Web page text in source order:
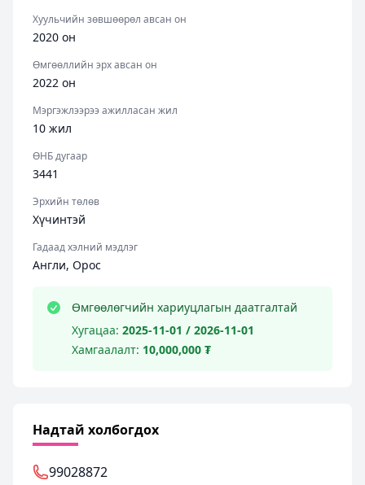
Хуульчийн зөвшөөрөл авсан он
2020 он
Өмгөөллийн эрх авсан он
2022 он
Мэргэжлээрээ ажилласан жил
10 жил
ӨНБ дугаар
3441
Эрхийн төлөв
Хүчинтэй
Гадаад хэлний мэдлэг
Англи, Орос
Өмгөөлөгчийн хариуцлагын даатгалтай
Хугацаа: 2025-11-01 / 2026-11-01
Хамгаалалт: 10,000,000 ₮
Надтай холбогдох
99028872